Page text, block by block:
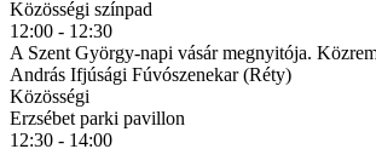
Közösségi színpad
12:00 - 12:30
A Szent György-napi vásár megnyitója.
András Ifjúsági Fúvószenekar (Réty)
Közösségi
Erzsébet parki pavillon
12:30 - 14:00